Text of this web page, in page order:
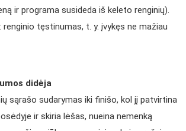
ir programa susideda iš keleto renginių).
tęstinumas, t. y. įvykęs ne mažiau
didėja
sąrašo sudarymas iki finišo, kol jį patvirtina
ir skiria lėšas, nueina nemenką